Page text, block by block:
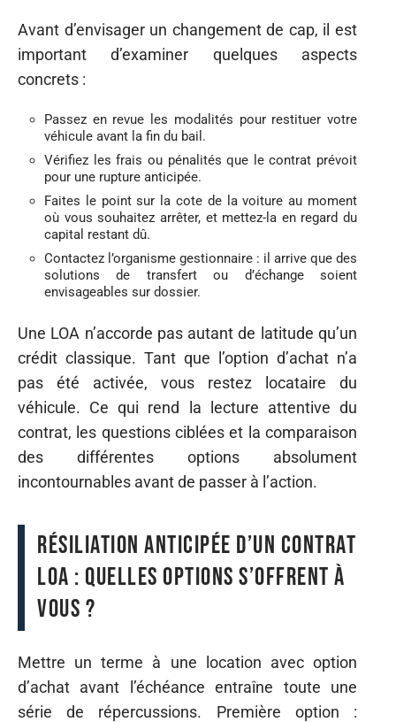
Avant d’envisager un changement de cap, il est
important d’examiner quelques aspects
concrets :
Passez en revue les modalités pour restituer votre
véhicule avant la fin du bail.
Vérifiez les frais ou pénalités que le contrat prévoit
pour une rupture anticipée.
Faites le point sur la cote de la voiture au moment
où vous souhaitez arrêter, et mettez-la en regard du
capital restant dû.
Contactez l’organisme gestionnaire : il arrive que des
solutions de transfert ou d’échange soient
envisageables sur dossier.
Une LOA n’accorde pas autant de latitude qu’un
crédit classique. Tant que l’option d’achat n’a
pas été activée, vous restez locataire du
véhicule. Ce qui rend la lecture attentive du
contrat, les questions ciblées et la comparaison
des différentes options absolument
incontournables avant de passer à l’action.
Résiliation anticipée d’un contrat
LOA : quelles options s’offrent à
vous ?
Mettre un terme à une location avec option
d’achat avant l’échéance entraîne toute une
série de répercussions. Première option :